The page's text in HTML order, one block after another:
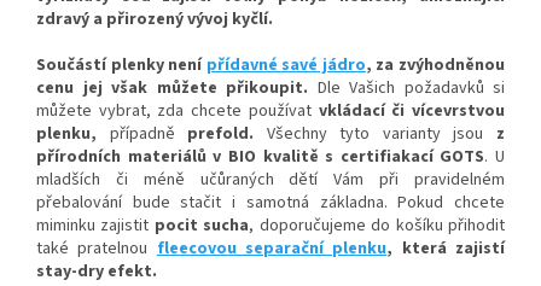
zdravý a přirozený vývoj kyčlí.
Součástí plenky není přídavné savé jádro, za zvýhodněnou
cenu jej však můžete přikoupit. Dle Vašich požadavků si
můžete vybrat, zda chcete používat vkládací či vícevrstvou
plenku, případně prefold. Všechny tyto varianty jsou z
přírodních materiálů v BIO kvalitě s certifiakací GOTS. U
mladších či méně učůraných dětí Vám při pravidelném
přebalování bude stačit i samotná základna. Pokud chcete
miminku zajistit pocit sucha, doporučujeme do košíku přihodit
také pratelnoufleecovou separační plenku, která zajistí
stay-dry efekt.